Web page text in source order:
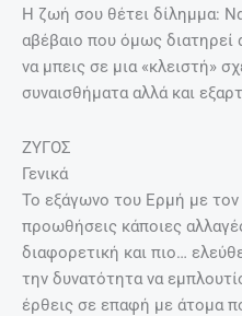
Η ζωή σου θέτει δίλημμα: Να
αβέβαιο που όμως διατηρεί
να μπεις σε μια «κλειστή»
συναισθήματα αλλά και
ΖΥΓΟΣ
Γενικά
Το εξάγωνο του Ερμή με τον
προωθήσεις κάποιες
διαφορετική και πιο…
την δυνατότητα να
έρθεις σε επαφή με άτομα